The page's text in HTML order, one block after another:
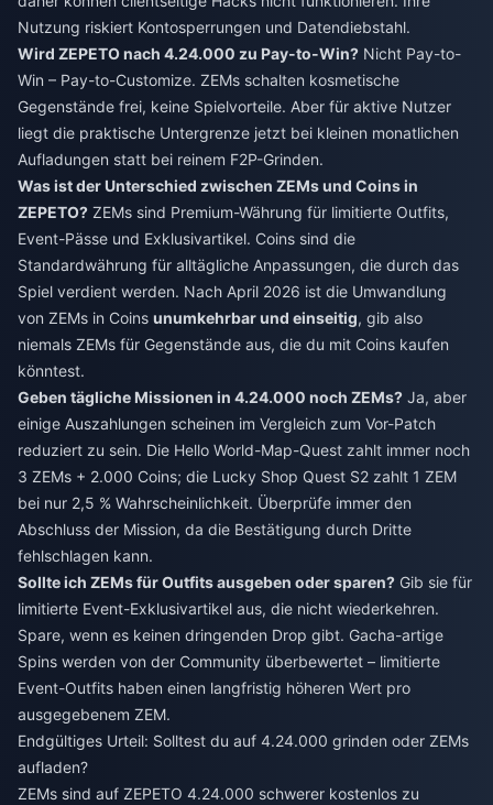
Nutzung riskiert Kontosperrungen und Datendiebstahl.
Wird ZEPETO nach 4.24.000 zu Pay-to-Win? Nicht Pay-to-
Win – Pay-to-Customize. ZEMs schalten kosmetische
Gegenstände frei, keine Spielvorteile. Aber für aktive Nutzer
liegt die praktische Untergrenze jetzt bei kleinen monatlichen
Aufladungen statt bei reinem F2P-Grinden.
Was ist der Unterschied zwischen ZEMs und Coins in
ZEPETO? ZEMs sind Premium-Währung für limitierte Outfits,
Event-Pässe und Exklusivartikel. Coins sind die
Standardwährung für alltägliche Anpassungen, die durch das
Spiel verdient werden. Nach April 2026 ist die Umwandlung
von ZEMs in Coins unumkehrbar und einseitig, gib also
niemals ZEMs für Gegenstände aus, die du mit Coins kaufen
könntest.
Geben tägliche Missionen in 4.24.000 noch ZEMs? Ja, aber
einige Auszahlungen scheinen im Vergleich zum Vor-Patch
reduziert zu sein. Die Hello World-Map-Quest zahlt immer noch
3 ZEMs + 2.000 Coins; die Lucky Shop Quest S2 zahlt 1 ZEM
bei nur 2,5 % Wahrscheinlichkeit. Überprüfe immer den
Abschluss der Mission, da die Bestätigung durch Dritte
fehlschlagen kann.
Sollte ich ZEMs für Outfits ausgeben oder sparen? Gib sie für
limitierte Event-Exklusivartikel aus, die nicht wiederkehren.
Spare, wenn es keinen dringenden Drop gibt. Gacha-artige
Spins werden von der Community überbewertet – limitierte
Event-Outfits haben einen langfristig höheren Wert pro
ausgegebenem ZEM.
Endgültiges Urteil: Solltest du auf 4.24.000 grinden oder ZEMs
aufladen?
ZEMs sind auf ZEPETO 4.24.000 schwerer kostenlos zu